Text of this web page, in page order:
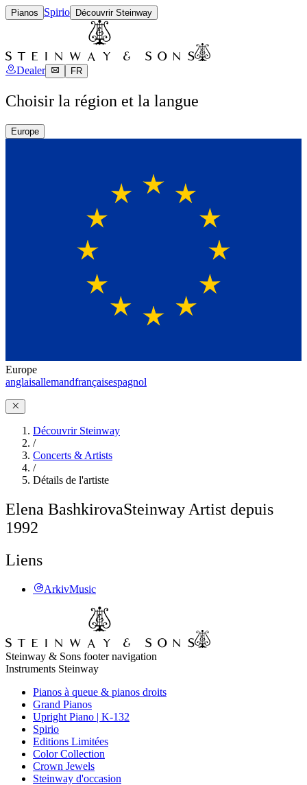
Pianos Spirio Découvrir Steinway
Dealer FR
Choisir la région et la langue
Europe
Europe
anglaisallemandfrançaisespagnol
Découvrir Steinway
/
Concerts & Artists
/
Détails de l'artiste
Elena BashkirovaSteinway Artist depuis
1992
Liens
ArkivMusic
Steinway & Sons footer navigation
Instruments Steinway
Pianos à queue & pianos droits
Grand Pianos
Upright Piano | K-132
Spirio
Editions Limitées
Color Collection
Crown Jewels
Steinway d'occasion